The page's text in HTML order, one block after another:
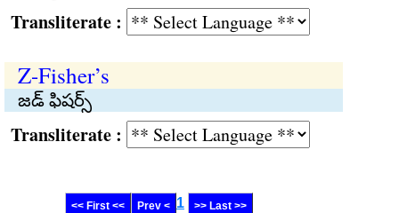
:
Z-Fisher’s
జడ్ ఫిషర్స్
:
<< First << Prev < 1 >> Last >>